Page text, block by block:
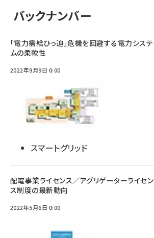
バックナンバー
「電力需給ひっ迫」危機を回避する電力システ
ムの柔軟性
2022年9月9日 0:00
スマートグリッド
配電事業ライセンス／アグリゲーターライセン
ス制度の最新動向
2022年5月6日 0:00